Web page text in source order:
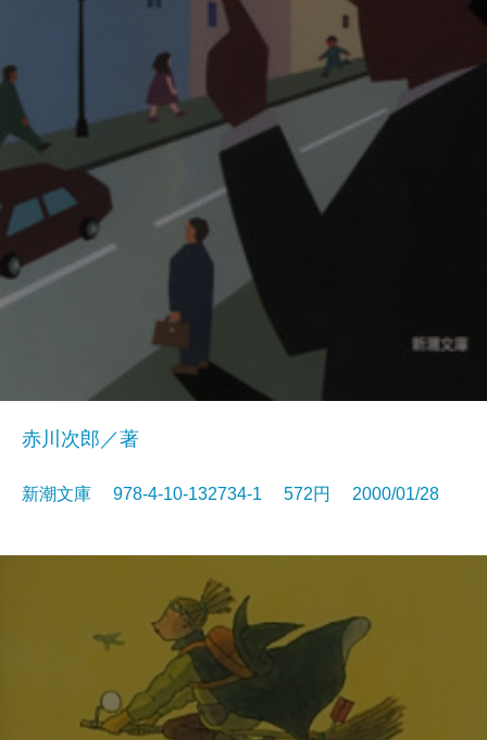
赤川次郎／著
新潮文庫 978-4-10-132734-1 572円 2000/01/28